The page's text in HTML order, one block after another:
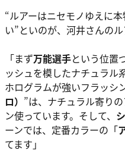
“ルアーはニセモノゆえに
い”といのが、河井さんの
「まず万能選手という位置
ッシュを模したナチュラル
ホログラムが強いフラッシ
ロ） ”は、ナチュラル寄り
ン使っています。そして、
ーンでは、定番カラーの「
てます」